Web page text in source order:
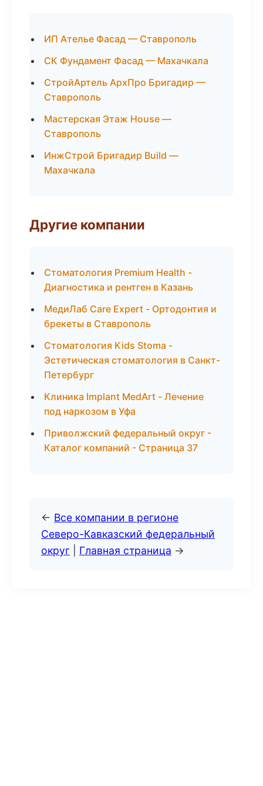
ИП Ателье Фасад — Ставрополь
СК Фундамент Фасад — Махачкала
СтройАртель АрхПро Бригадир —
Ставрополь
Мастерская Этаж House —
Ставрополь
ИнжСтрой Бригадир Build —
Махачкала
Другие компании
Стоматология Premium Health -
Диагностика и рентген в Казань
МедиЛаб Care Expert - Ортодонтия и
брекеты в Ставрополь
Стоматология Kids Stoma -
Эстетическая стоматология в Санкт-
Петербург
Клиника Implant MedArt - Лечение
под наркозом в Уфа
Приволжский федеральный округ -
Каталог компаний - Страница 37
← Все компании в регионе
Северо-Кавказский федеральный
округ
Главная страница →